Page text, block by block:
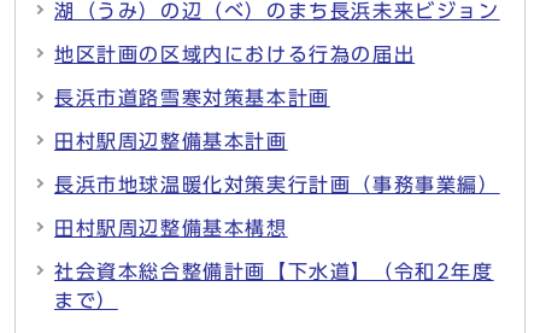
湖（うみ）の辺（べ）のまち長浜未来ビジョン
地区計画の区域内における行為の届出
長浜市道路雪寒対策基本計画
田村駅周辺整備基本計画
長浜市地球温暖化対策実行計画（事務事業編）
田村駅周辺整備基本構想
社会資本総合整備計画【下水道】（令和2年度
まで）